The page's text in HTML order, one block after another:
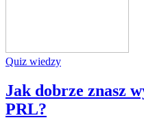
Quiz wiedzy
Jak dobrze znasz
PRL?